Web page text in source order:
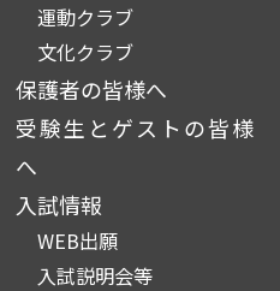
運動クラブ
文化クラブ
保護者の皆様へ
受験生とゲストの皆様
へ
入試情報
WEB出願
入試説明会等